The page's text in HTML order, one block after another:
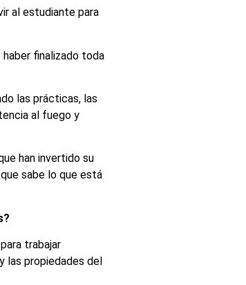
al estudiante para
finalizado toda
las prácticas, las
al fuego y
han invertido su
sabe lo que está
trabajar
las propiedades del